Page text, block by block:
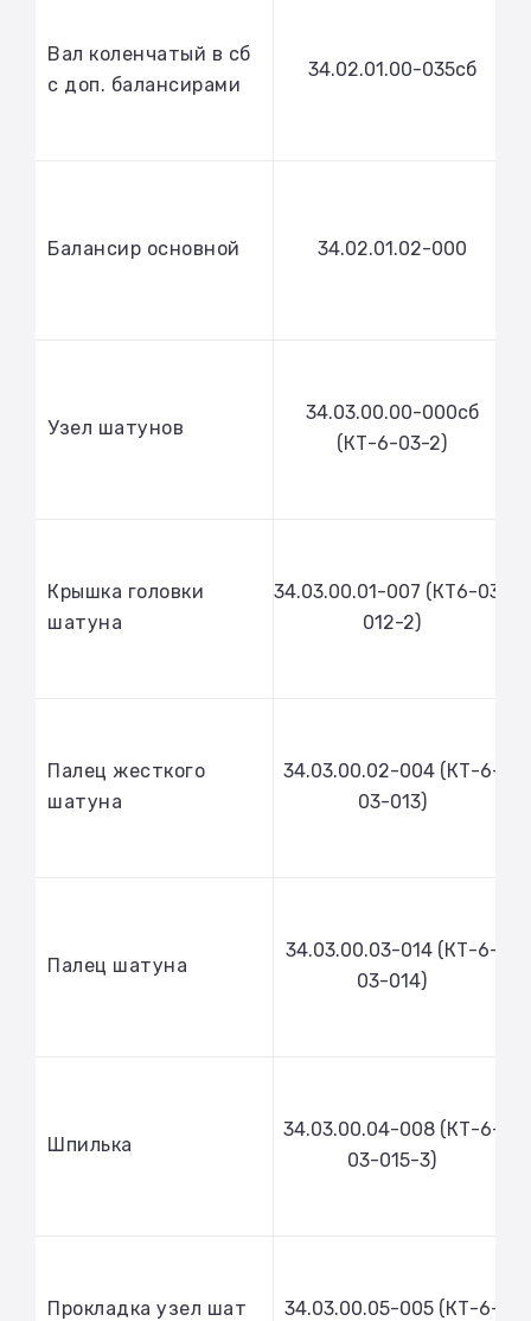
Вал коленчатый в сб
с доп. балансирами
34.02.01.00-035сб
Балансир основной 34.02.01.02-000
Узел шатунов
34.03.00.00-000сб
(КТ-6-03-2)
Крышка головки
шатуна
34.03.00.01-007 (КТ6-03-
012-2)
Палец жесткого
шатуна
34.03.00.02-004 (КТ-6-
03-013)
Палец шатуна
34.03.00.03-014 (КТ-6-
03-014)
Шпилька
34.03.00.04-008 (КТ-6-
03-015-3)
Прокладка узел шат
34.03.00.05-005 (КТ-6-